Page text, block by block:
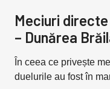
Meciuri
– Dunărea
În ceea ce privește
duelurile au fost în